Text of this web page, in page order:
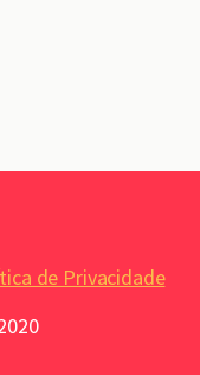
de Privacidade